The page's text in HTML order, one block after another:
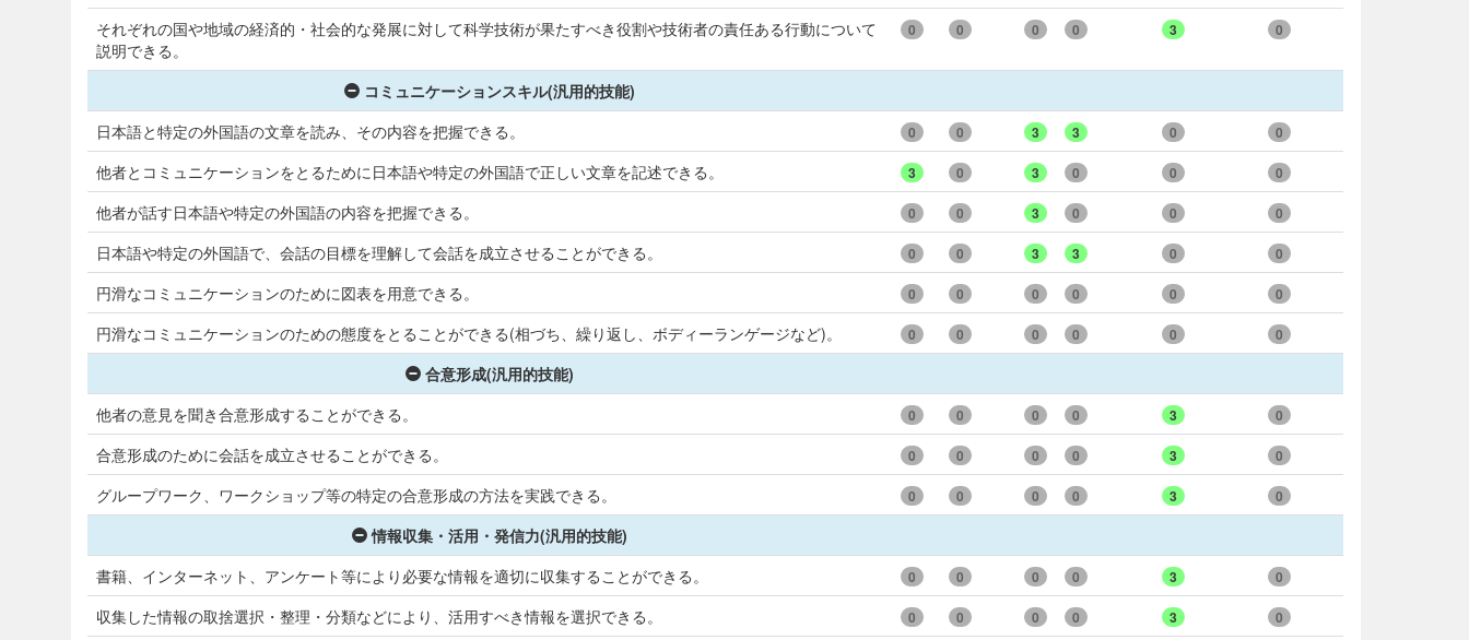
それぞれの国や地域の経済的・社会的な発展に対して科学技術が果たすべき役割や技術者の責任ある行動について
説明できる。
0 0 0 0 3 0
コミュニケーションスキル(汎用的技能)
日本語と特定の外国語の文章を読み、その内容を把握できる。
0 0 3 3 0 0
他者とコミュニケーションをとるために日本語や特定の外国語で正しい文章を記述できる。 3 0 3 0 0 0
他者が話す日本語や特定の外国語の内容を把握できる。 0 0 3 0 0 0
日本語や特定の外国語で、会話の目標を理解して会話を成立させることができる。 0 0 3 3 0 0
円滑なコミュニケーションのために図表を用意できる。 0 0 0 0 0 0
円滑なコミュニケーションのための態度をとることができる(相づち、繰り返し、ボディーランゲージなど)。 0 0 0 0 0 0
合意形成(汎用的技能)
他者の意見を聞き合意形成することができる。
0 0 0 0 3 0
合意形成のために会話を成立させることができる。 0 0 0 0 3 0
グループワーク、ワークショップ等の特定の合意形成の方法を実践できる。 0 0 0 0 3 0
情報収集・活用・発信力(汎用的技能)
書籍、インターネット、アンケート等により必要な情報を適切に収集することができる。
0 0 0 0 3 0
収集した情報の取捨選択・整理・分類などにより、活用すべき情報を選択できる。 0 0 0 0 3 0